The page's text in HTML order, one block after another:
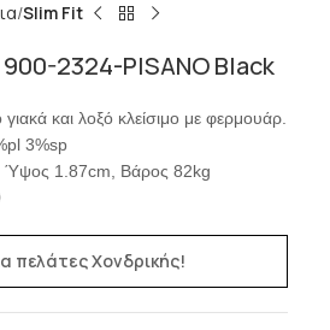
Slim Fit
2324-PISANO Black
και λοξό κλείσιμο με φερμουάρ.
3%sp
Ύψος 1.87cm, Βάρος 82kg
πελάτες Χονδρικής!